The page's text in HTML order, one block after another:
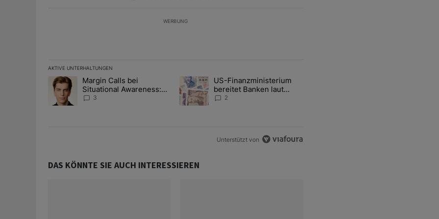
WERBUNG
AKTIVE UNTERHALTUNGEN
Das Folgende ist eine Liste der am meisten kommentierten Artikel der letzten 7 days.
Ein Trendartikel mit dem Titel "Margin Calls bei Situational Awareness: Alles über den Retter-Deal" mit 3 kommentare.
Margin Calls bei
Situational Awareness:
Alles über den Retter-
3
Ein Trendartikel mit dem Titel "US-Finanzministerium bereitet Banken laut
US-Finanzministerium
bereitet Banken laut
Insider auf eventuelle
2
Unterstützt von
DAS KÖNNTE SIE AUCH INTERESSIEREN